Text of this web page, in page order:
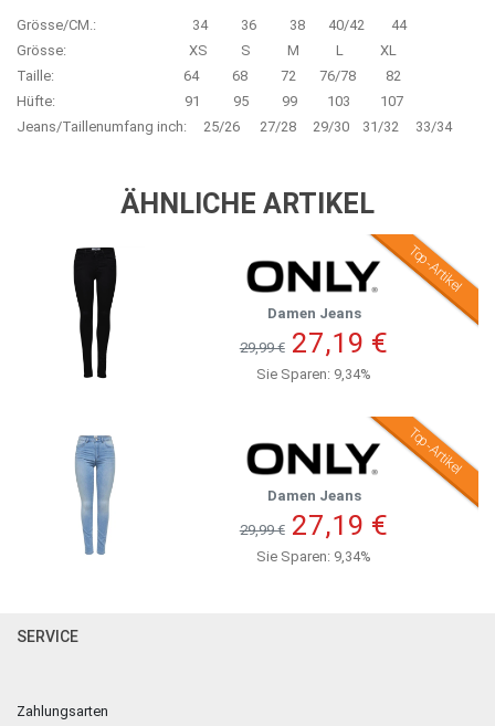
Grösse/CM.: 34 36 38 40/42 44
Grösse: XS S M L XL
Taille: 64 68 72 76/78 82
Hüfte: 91 95 99 103 107
Jeans/Taillenumfang inch: 25/26 27/28 29/30 31/32 33/34
ÄHNLICHE ARTIKEL
Top-Artikel
Damen Jeans
29,99 € 27,19 €
Sie Sparen: 9,34%
Top-Artikel
Damen Jeans
29,99 € 27,19 €
Sie Sparen: 9,34%
SERVICE
Zahlungsarten